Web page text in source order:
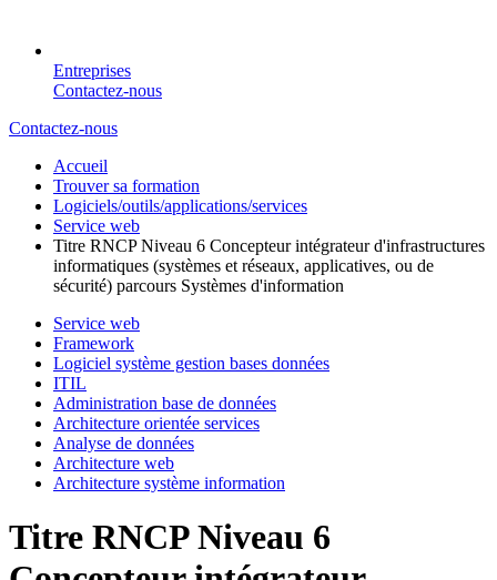
Entreprises
Contactez-nous
Contactez-nous
Accueil
Trouver sa formation
Logiciels/outils/applications/services
Service web
Titre RNCP Niveau 6 Concepteur intégrateur d'infrastructures
informatiques (systèmes et réseaux, applicatives, ou de
sécurité) parcours Systèmes d'information
Service web
Framework
Logiciel système gestion bases données
ITIL
Administration base de données
Architecture orientée services
Analyse de données
Architecture web
Architecture système information
Titre RNCP Niveau 6